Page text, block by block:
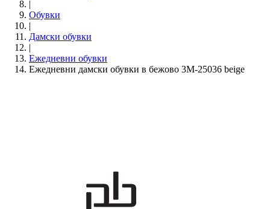
|
Обувки
|
Дамски обувки
|
Eжедневни обувки
Ежедневни дамски обувки в бежово 3M-25036 beige